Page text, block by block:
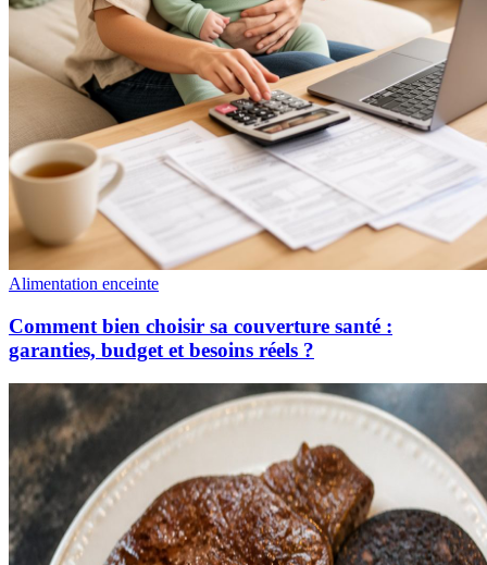
Alimentation enceinte
Comment bien choisir sa couverture santé :
garanties, budget et besoins réels ?